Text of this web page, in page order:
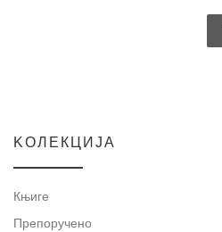
KOЛЕКЦИЈА
Књиге
Препоручено